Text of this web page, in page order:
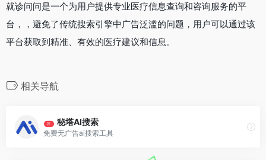
就诊问问是一个为用户提供专业医疗信息查询和咨询服务的平
台，，避免了传统搜索引擎中广告泛滥的问题，用户可以通过该
平台获取到精准、有效的医疗建议和信息。
相关导航
荐 秘塔AI搜索
免费无广告ai搜索工具